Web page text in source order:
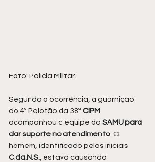
Foto: Polícia Militar.
Segundo a ocorrência, a guarnição
do 4º Pelotão da 38ª CIPM
acompanhou a equipe do SAMU para
dar suporte no atendimento. O
homem, identificado pelas iniciais
C.da.N.S., estava causando